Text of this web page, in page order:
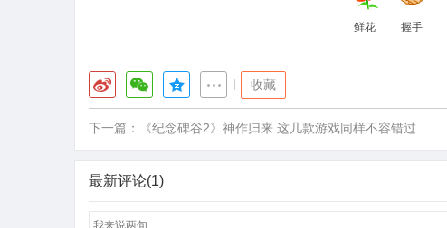
鲜花 握手
收藏
下一篇： 《纪念碑谷2》神作归来 这几款游戏同样不容错过
最新评论(1)